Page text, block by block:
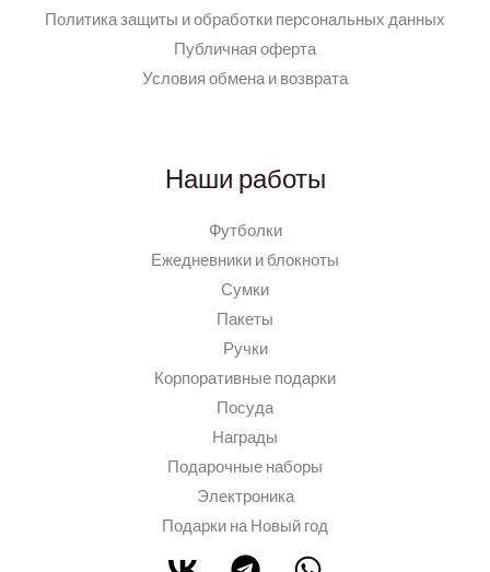
Политика защиты и обработки персональных данных
Публичная оферта
Условия обмена и возврата
Наши работы
Футболки
Ежедневники и блокноты
Сумки
Пакеты
Ручки
Корпоративные подарки
Посуда
Награды
Подарочные наборы
Электроника
Подарки на Новый год